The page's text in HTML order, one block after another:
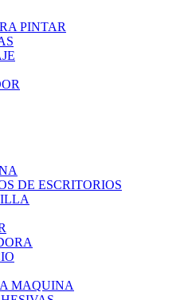
PINTAR
DE ESCRITORIOS
MAQUINA